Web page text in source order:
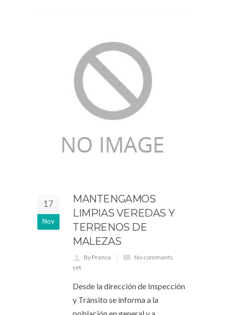
17
Nov
MANTENGAMOS
LIMPIAS VEREDAS Y
TERRENOS DE
MALEZAS
By Prensa
No comments
yet
Desde la dirección de Inspección
y Tránsito se informa a la